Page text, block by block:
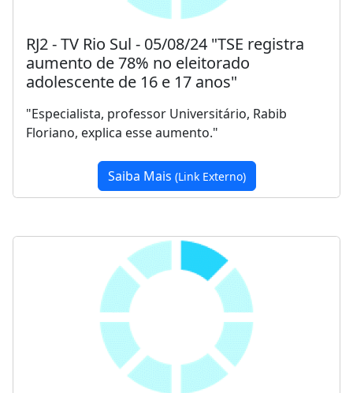
RJ2 - TV Rio Sul - 05/08/24 "TSE registra
aumento de 78% no eleitorado
adolescente de 16 e 17 anos"
"Especialista, professor Universitário, Rabib
Floriano, explica esse aumento."
Saiba Mais (Link Externo)